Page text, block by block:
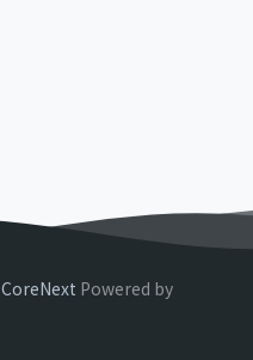
CoreNext Powered by